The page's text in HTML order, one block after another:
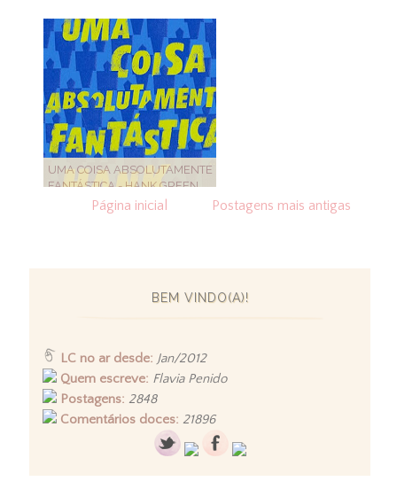
UMA COISA ABSOLUTAMENTE
FANTÁSTICA - HANK GREEN
Postagens mais antigas
Página inicial
BEM VINDO(A)!
LC no ar desde: Jan/2012
Quem escreve: Flavia Penido
Postagens: 2848
Comentários doces: 21896